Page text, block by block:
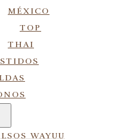
MÉXICO
TOP
THAI
WAYUU